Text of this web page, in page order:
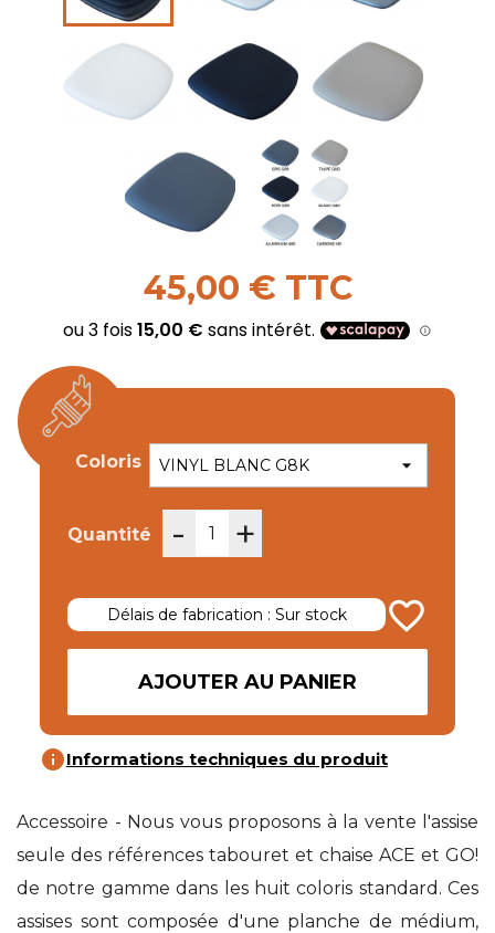
45,00 € TTC
Coloris
Quantité - +
Délais de fabrication : Sur stock favorite_border
AJOUTER AU PANIER
infoInformations techniques du produit
Accessoire - Nous vous proposons à la vente l'assise
seule des références tabouret et chaise ACE et GO!
de notre gamme dans les huit coloris standard. Ces
assises sont composée d'une planche de médium,